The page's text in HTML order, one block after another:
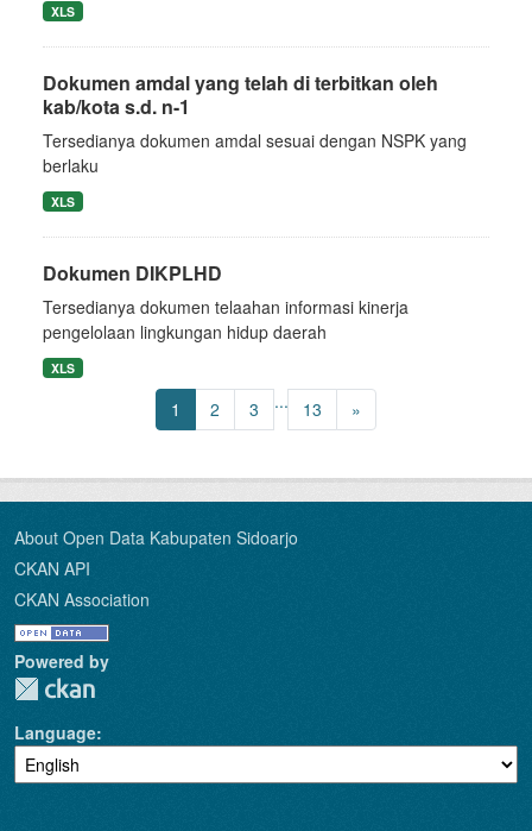
XLS
Dokumen amdal yang telah di terbitkan oleh
kab/kota s.d. n-1
Tersedianya dokumen amdal sesuai dengan NSPK yang
berlaku
XLS
Dokumen DIKPLHD
Tersedianya dokumen telaahan informasi kinerja
pengelolaan lingkungan hidup daerah
XLS
1 2 3 ... 13 »
About Open Data Kabupaten Sidoarjo
CKAN API
CKAN Association
Powered by
Language